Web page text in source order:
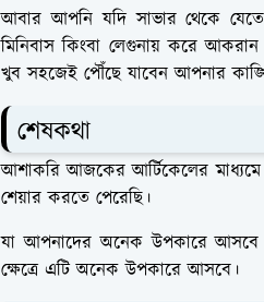
আবার আপনি যদি সাভার থেকে যেতে
মিনিবাস কিংবা লেগুনায় করে
খুব সহজেই পৌঁছে যাবেন আপনার
শেষকথা
আশাকরি আজকের আর্টিকেলের মাধ্যমে
শেয়ার করতে পেরেছি।
যা আপনাদের অনেক উপকারে আসবে
ক্ষেত্রে এটি অনেক উপকারে আসবে।